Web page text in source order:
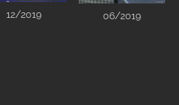
12/2019 06/2019